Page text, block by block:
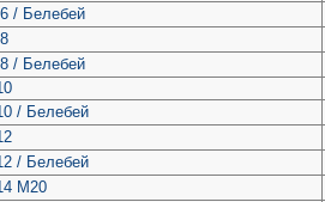
/ Белебей
/ Белебей
/ Белебей
/ Белебей
М20